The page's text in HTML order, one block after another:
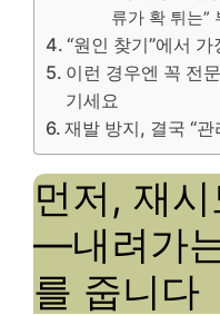
류가 확 튀는”
“원인 찾기”에서
이런 경우엔 꼭 전
기세요
재발 방지, 결국 “
먼저, 재
—내려가
를 줍니다